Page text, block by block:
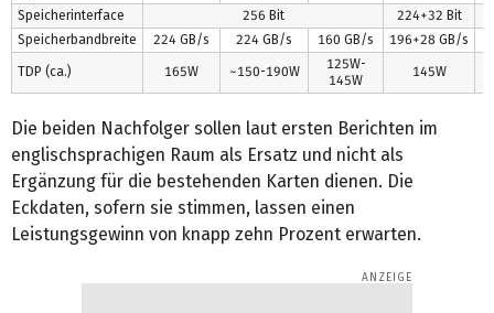
Speicherinterface
256 Bit 224+32 Bit
Speicherbandbreite
224 GB/s 224 GB/s 160 GB/s 196+28 GB/s
TDP (ca.) 165W ~150-190W
125W-
145W
145W
Die beiden Nachfolger sollen laut ersten Berichten im
englischsprachigen Raum als Ersatz und nicht als
Ergänzung für die bestehenden Karten dienen. Die
Eckdaten, sofern sie stimmen, lassen einen
Leistungsgewinn von knapp zehn Prozent erwarten.